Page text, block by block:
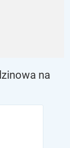
na